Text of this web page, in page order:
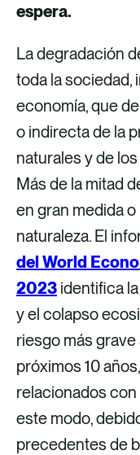
i
k
e
d
i
n
a
e
b
o
o
k
r
e
o
e
l
e
c
t
r
ó
n
i
c
o
espera.
La degradación
toda la sociedad,
economía, que
o indirecta de la
naturales y de
Más de la mitad
en gran medida
naturaleza. El
del World
2023 identifica
y el colapso
riesgo más grave
próximos 10
relacionados
este modo,
precedentes de